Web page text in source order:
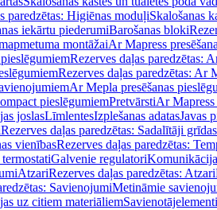
paredzētas: Higiēnas moduļiSkalošanas
iekārtu piederumiBarošanas bloki
montāžaiAr Mapress
Rezerves daļas paredzētas:
Rezerves daļas paredzētas: Ar
Ar Mepla presēšanas
pieslēgumiemPretvārstiAr Mapress
joslasLīmlentesIzplešanas adatasJavas
Rezerves daļas paredzētas: Sadalītāji
vienībasRezerves daļas paredzētas:
Galvenie regulatori
AtzariRezerves daļas paredzētas: Atzari
SavienojumiMetināmie
uz citiem materiāliemSavienotājelementi